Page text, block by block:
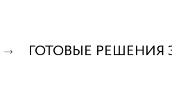
ГОТОВЫЕ РЕШЕНИЯ